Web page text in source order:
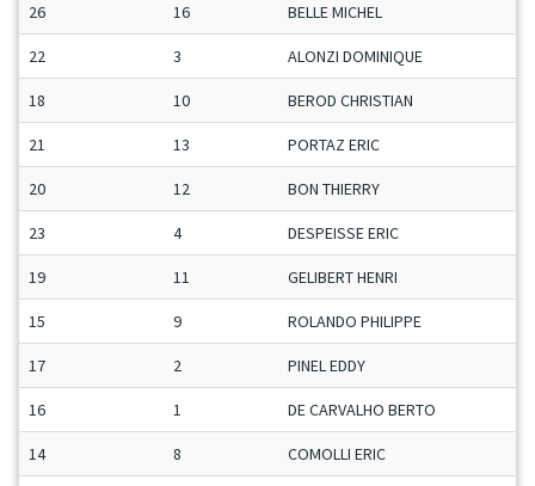
26 16 BELLE MICHEL
22 3 ALONZI DOMINIQUE
18 10 BEROD CHRISTIAN
21 13 PORTAZ ERIC
20 12 BON THIERRY
23 4 DESPEISSE ERIC
19 11 GELIBERT HENRI
15 9 ROLANDO PHILIPPE
17 2 PINEL EDDY
16 1 DE CARVALHO BERTO
14 8 COMOLLI ERIC